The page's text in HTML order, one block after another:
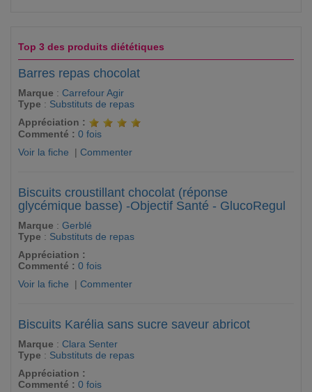
Top 3 des produits diététiques
Barres repas chocolat
Marque : Carrefour Agir
Type : Substituts de repas
Appréciation :
Commenté : 0 fois
Voir la fiche | Commenter
Biscuits croustillant chocolat (réponse
glycémique basse) -Objectif Santé - GlucoRegul
Marque : Gerblé
Type : Substituts de repas
Appréciation :
Commenté : 0 fois
Voir la fiche | Commenter
Biscuits Karélia sans sucre saveur abricot
Marque : Clara Senter
Type : Substituts de repas
Appréciation :
Commenté : 0 fois